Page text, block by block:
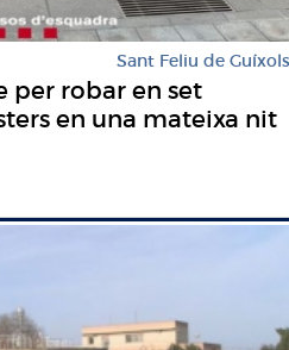
Sant Feliu de Guíxols
per robar en set
en una mateixa nit